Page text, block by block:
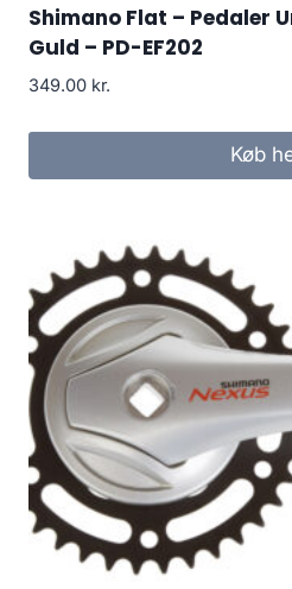
Shimano Flat – Pedaler
Guld – PD-EF202
349.00 kr.
Køb